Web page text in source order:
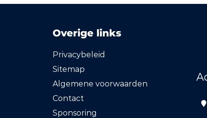
Overige links
Privacybeleid
Sitemap
Algemene voorwaarden
Contact
Sponsoring